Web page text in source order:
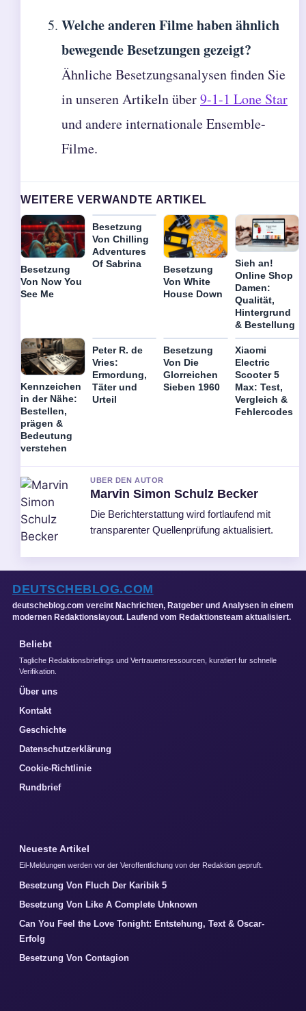
Welche anderen Filme haben ähnlich
bewegende Besetzungen gezeigt?
Ähnliche Besetzungsanalysen finden Sie
in unseren Artikeln über9-1-1 Lone Star
und andere internationale Ensemble-
Filme.
WEITERE VERWANDTE ARTIKEL
Besetzung
Von Now You
See Me
Besetzung
Von Chilling
Adventures
Of Sabrina
Besetzung
Von White
House Down
Sieh an!
Online Shop
Damen:
Qualität,
Hintergrund
& Bestellung
Kennzeichen
in der Nähe:
Bestellen,
prägen &
Bedeutung
verstehen
Peter R. de
Vries:
Ermordung,
Täter und
Urteil
Besetzung
Von Die
Glorreichen
Sieben 1960
Xiaomi
Electric
Scooter 5
Max: Test,
Vergleich &
Fehlercodes
UBER DEN AUTOR
Marvin Simon Schulz Becker
Die Berichterstattung wird fortlaufend mit
transparenter Quellenprüfung aktualisiert.
DEUTSCHEBLOG.COM
deutscheblog.com vereint Nachrichten, Ratgeber und Analysen in einem
modernen Redaktionslayout. Laufend vom Redaktionsteam aktualisiert.
Beliebt
Tagliche Redaktionsbriefings und Vertrauensressourcen, kuratiert fur schnelle
Verifikation.
Über uns
Kontakt
Geschichte
Datenschutzerklärung
Cookie-Richtlinie
Rundbrief
Neueste Artikel
Eil-Meldungen werden vor der Veroffentlichung von der Redaktion gepruft.
Besetzung Von Fluch Der Karibik 5
Besetzung Von Like A Complete Unknown
Can You Feel the Love Tonight: Entstehung, Text & Oscar-
Erfolg
Besetzung Von Contagion